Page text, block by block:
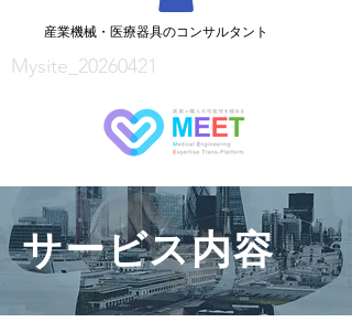
​産業機械・医療器具のコンサルタント
Mysite_20260421
サービス内容